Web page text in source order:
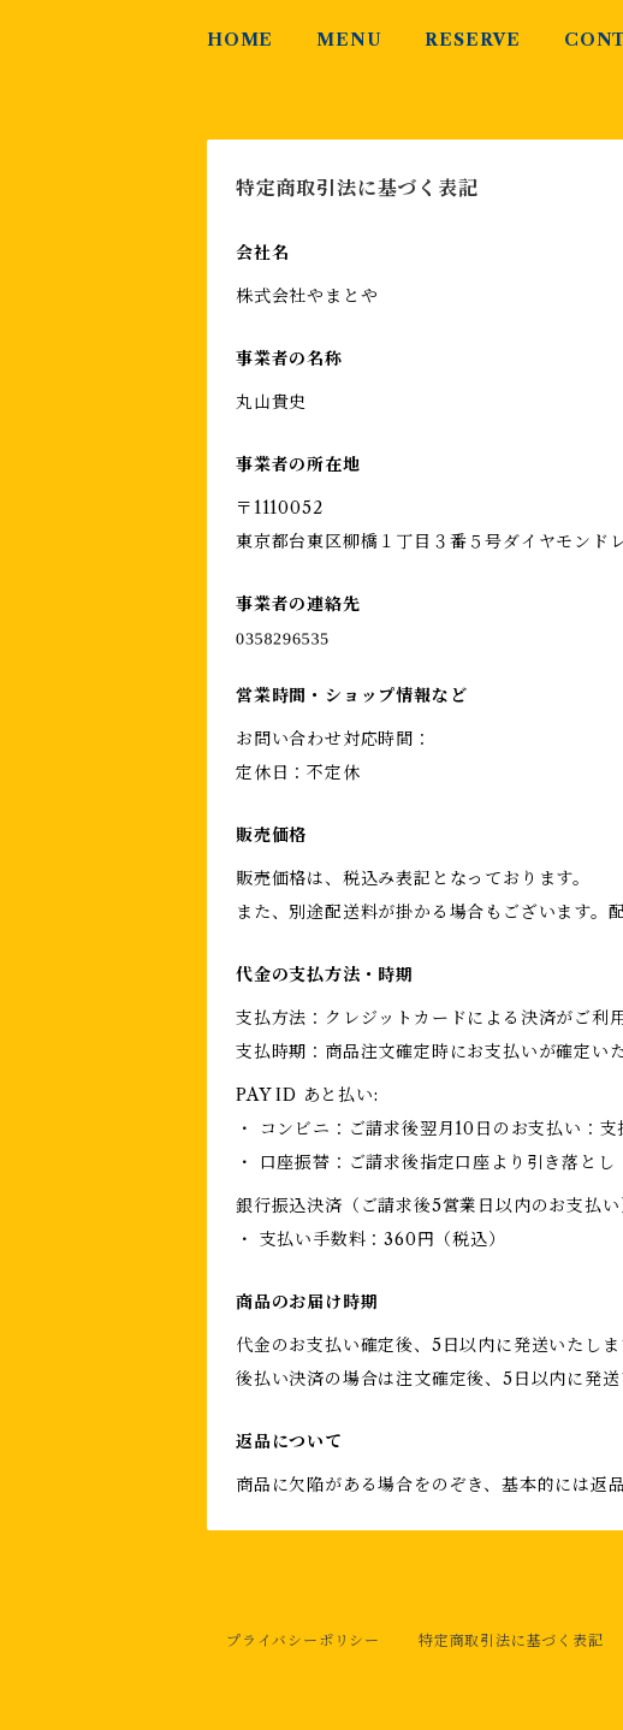
HOME MENU RESERVE
特定商取引法に基づく表記
会社名
株式会社やまとや
事業者の名称
丸山貴史
事業者の所在地
〒1110052
東京都台東区柳橋１丁目３番５号ダイヤモンド
事業者の連絡先
営業時間・ショップ情報など
お問い合わせ対応時間：
定休日：不定休
販売価格
販売価格は、税込み表記となっております。
また、別途配送料が掛かる場合もございます。
代金の支払方法・時期
支払方法：クレジットカードによる決済がご利
支払時期：商品注文確定時にお支払いが確定いた
PAY ID あと払い:
・ コンビニ：ご請求後翌月10日のお支払い：
・ 口座振替：ご請求後指定口座より引き落と
銀行振込決済（ご請求後5営業日以内のお支払い
・ 支払い手数料：360円（税込）
商品のお届け時期
代金のお支払い確定後、5日以内に発送いたしま
後払い決済の場合は注文確定後、5日以内に発送
返品について
商品に欠陥がある場合をのぞき、基本的には返
プライバシーポリシー 特定商取引法に基づく表記